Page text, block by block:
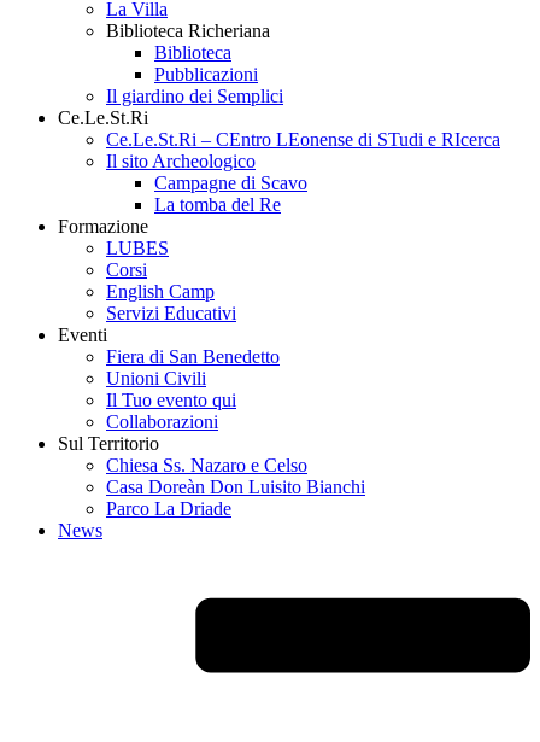
La Villa
Biblioteca Richeriana
Biblioteca
Pubblicazioni
Il giardino dei Semplici
Ce.Le.St.Ri
Ce.Le.St.Ri – CEntro LEonense di STudi e RIcerca
Il sito Archeologico
Campagne di Scavo
La tomba del Re
Formazione
LUBES
Corsi
English Camp
Servizi Educativi
Eventi
Fiera di San Benedetto
Unioni Civili
Il Tuo evento qui
Collaborazioni
Sul Territorio
Chiesa Ss. Nazaro e Celso
Casa Doreàn Don Luisito Bianchi
Parco La Driade
News